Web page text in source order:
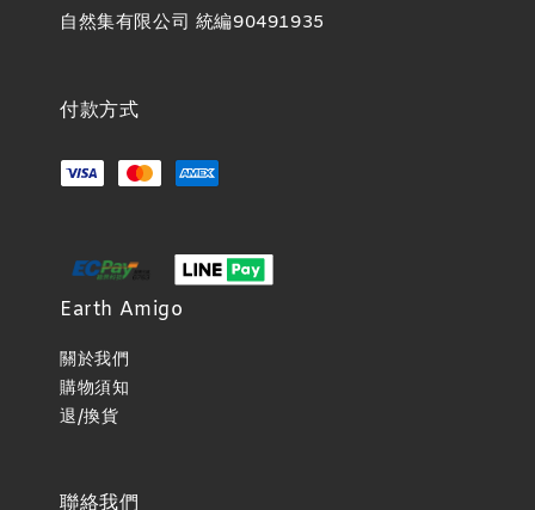
自然集有限公司 統編90491935
付款方式
Earth Amigo
關於我們
購物須知
退/換貨
聯絡我們